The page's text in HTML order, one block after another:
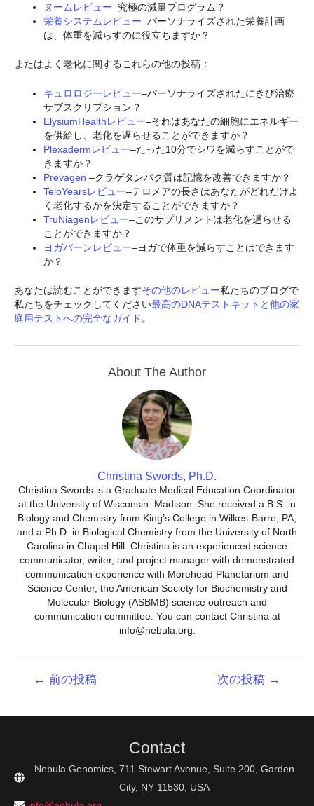
ヌームレビュー–究極の減量プログラム？
栄養システムレビュー–パーソナライズされた栄養計画
は、体重を減らすのに役立ちますか？
またはよく老化に関するこれらの他の投稿：
キュロロジーレビュー–パーソナライズされたにきび治療
サブスクリプション？
ElysiumHealthレビュー–それはあなたの細胞にエネルギー
を供給し、老化を遅らせることができますか？
Plexadermレビュー–たった10分でシワを減らすことがで
きますか？
Prevagen –クラゲタンパク質は記憶を改善できますか？
TeloYearsレビュー–テロメアの長さはあなたがどれだけよ
く老化するかを決定することができますか？
TruNiagenレビュー–このサプリメントは老化を遅らせる
ことができますか？
ヨガバーンレビュー–ヨガで体重を減らすことはできます
か？
あなたは読むことができますその他のレビュー私たちのブログで
私たちをチェックしてください最高のDNAテストキットと他の家
庭用テストへの完全なガイド 。
About The Author
Christina Swords, Ph.D.
Christina Swords is a Graduate Medical Education Coordinator
at the University of Wisconsin–Madison. She received a B.S. in
Biology and Chemistry from King’s College in Wilkes-Barre, PA,
and a Ph.D. in Biological Chemistry from the University of North
Carolina in Chapel Hill. Christina is an experienced science
communicator, writer, and project manager with demonstrated
communication experience with Morehead Planetarium and
Science Center, the American Society for Biochemistry and
Molecular Biology (ASBMB) science outreach and
communication committee. You can contact Christina at
info@nebula.org.
ョ
← 前の投稿 次の投稿 →
Contact
Nebula Genomics, 711 Stewart Avenue, Suite 200, Garden
City, NY 11530, USA